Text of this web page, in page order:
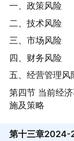
一、政策风险
二、技术风险
三、市场风险
四、财务风险
五、经营管理风
第四节 当前经
施及策略
第十三章2024-